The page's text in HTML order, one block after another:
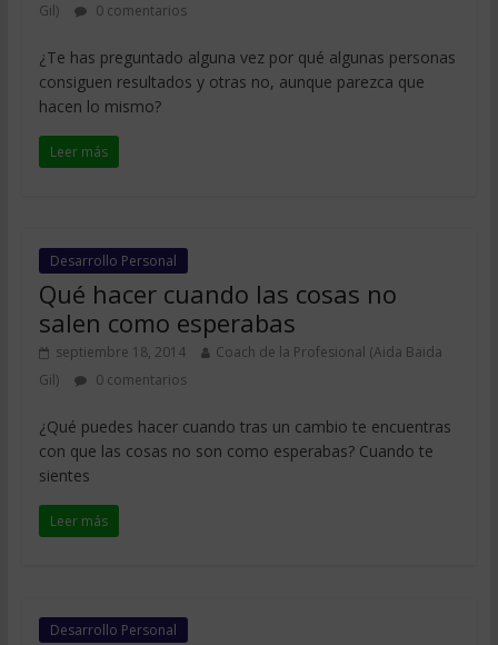
Gil)
0 comentarios
¿Te has preguntado alguna vez por qué algunas personas
consiguen resultados y otras no, aunque parezca que
hacen lo mismo?
Leer más
Desarrollo Personal
Qué hacer cuando las cosas no
salen como esperabas
septiembre 18, 2014
Coach de la Profesional (Aida Baida
Gil)
0 comentarios
¿Qué puedes hacer cuando tras un cambio te encuentras
con que las cosas no son como esperabas? Cuando te
sientes
Leer más
Desarrollo Personal